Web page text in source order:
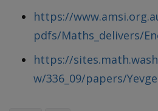
https://
pdfs/Maths_delivers/
https://
w/336_09/papers/